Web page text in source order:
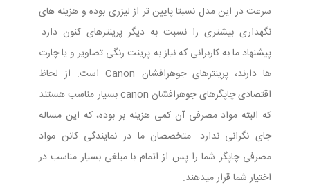
سرعت در این مدل نسبتا پایین تر از لیزری بوده و هزینه های
نگهداری بیشتری را نسبت به دیگر پرینترهای کنون دارد.
پیشنهاد ما به کاربرانی که نیاز به پرینت رنگی تصاویر و یا چارت
ها دارند، پرینترهای جوهرافشان Canon است. از لحاظ
اقتصادی چاپگرهای جوهرافشان canon بسیار مناسب هستند
که البته مواد مصرفی آن کمی هزینه بر بوده، که این مساله
جای نگرانی ندارد. متخصصان ما در نمایندگی کانن مواد
مصرفی چاپگر شما را پس از اتمام با مبلغی بسیار مناسب در
اختیار شما قرار میدهند.